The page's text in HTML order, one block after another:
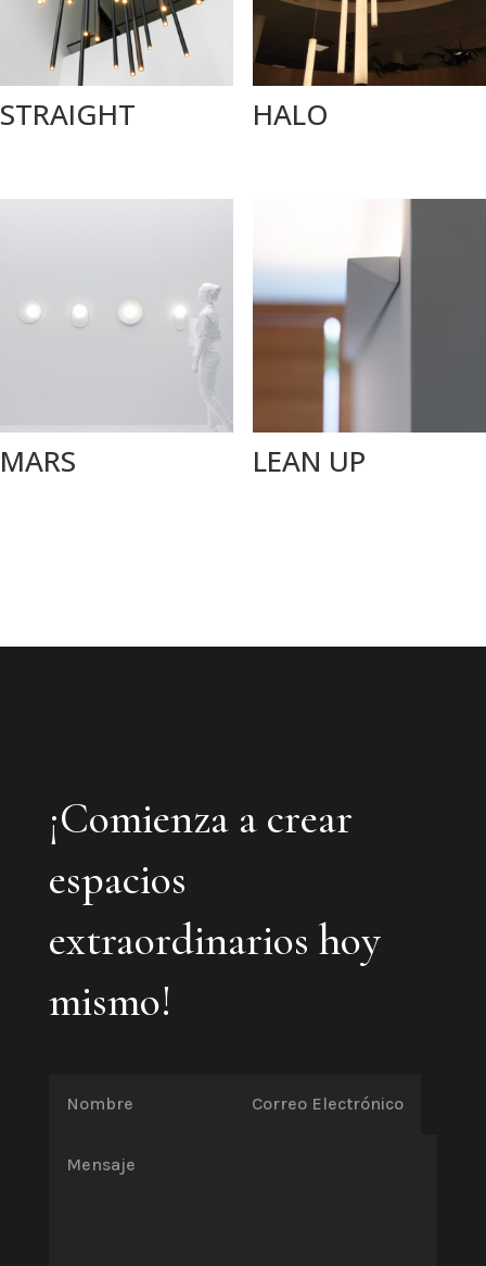
STRAIGHT HALO
MARS LEAN UP
¡Comienza a crear
espacios
extraordinarios hoy
mismo!